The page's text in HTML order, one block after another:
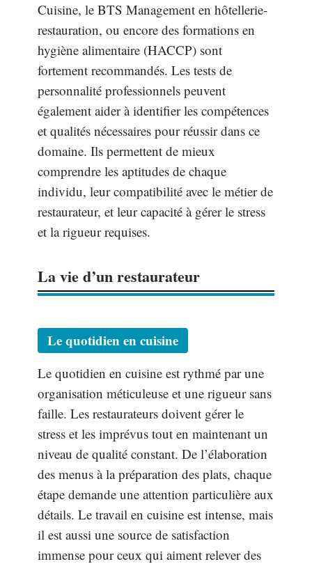
Cuisine, le BTS Management en hôtellerie-
restauration, ou encore des formations en
hygiène alimentaire (HACCP) sont
fortement recommandés. Les tests de
personnalité professionnels peuvent
également aider à identifier les compétences
et qualités nécessaires pour réussir dans ce
domaine. Ils permettent de mieux
comprendre les aptitudes de chaque
individu, leur compatibilité avec le métier de
restaurateur, et leur capacité à gérer le stress
et la rigueur requises.
La vie d’un restaurateur
Le quotidien en cuisine
Le quotidien en cuisine est rythmé par une
organisation méticuleuse et une rigueur sans
faille. Les restaurateurs doivent gérer le
stress et les imprévus tout en maintenant un
niveau de qualité constant. De l’élaboration
des menus à la préparation des plats, chaque
étape demande une attention particulière aux
détails. Le travail en cuisine est intense, mais
il est aussi une source de satisfaction
immense pour ceux qui aiment relever des